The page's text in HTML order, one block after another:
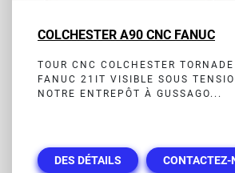
COLCHESTER A90 CNC FANUC
TOUR CNC COLCHESTER
FANUC 21IT VISIBLE SOUS
NOTRE ENTREPÔT À GUSSAGO...
DES DÉTAILS CONTACTEZ-